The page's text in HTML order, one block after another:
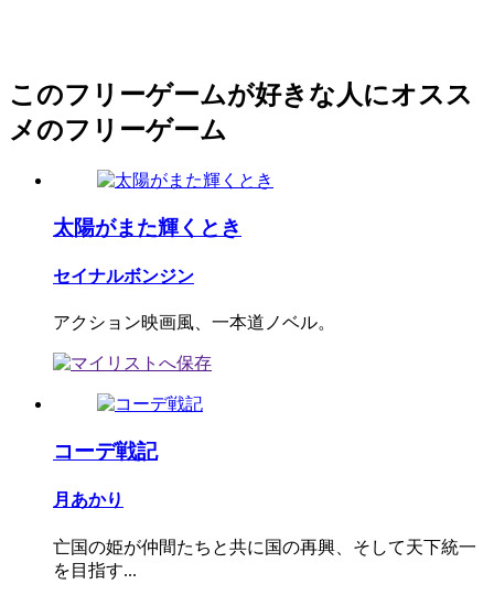
このフリーゲームが好きな人にオスス
メのフリーゲーム
太陽がまた輝くとき
セイナルボンジン
アクション映画風、一本道ノベル。
コーデ戦記
月あかり
亡国の姫が仲間たちと共に国の再興、そして天下統一
を目指す...